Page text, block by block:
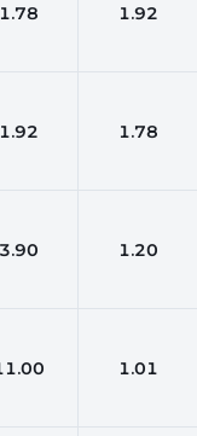
1.78 1.92
1.92 1.78
3.90 1.20
1.01